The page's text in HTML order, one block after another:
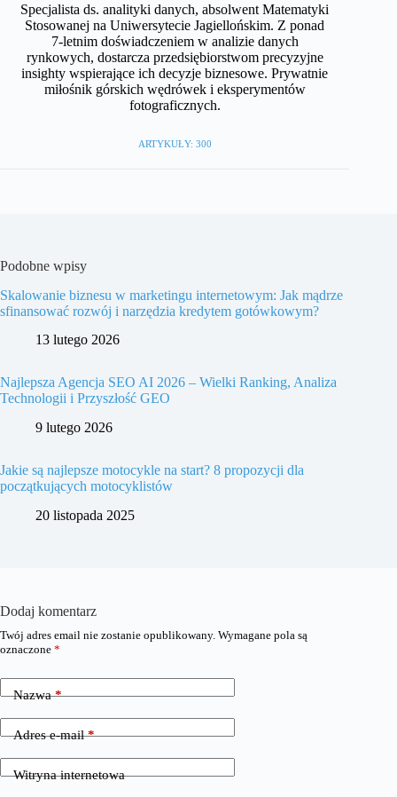
Specjalista ds. analityki danych, absolwent Matematyki
Stosowanej na Uniwersytecie Jagiellońskim. Z ponad
7-letnim doświadczeniem w analizie danych
rynkowych, dostarcza przedsiębiorstwom precyzyjne
insighty wspierające ich decyzje biznesowe. Prywatnie
miłośnik górskich wędrówek i eksperymentów
fotograficznych.
ARTYKUŁY: 300
Podobne wpisy
Skalowanie biznesu w marketingu internetowym: Jak mądrze
sfinansować rozwój i narzędzia kredytem gotówkowym?
13 lutego 2026
Najlepsza Agencja SEO AI 2026 – Wielki Ranking, Analiza
Technologii i Przyszłość GEO
9 lutego 2026
Jakie są najlepsze motocykle na start? 8 propozycji dla
początkujących motocyklistów
20 listopada 2025
Dodaj komentarz
Twój adres email nie zostanie opublikowany. Wymagane pola są
oznaczone *
Nazwa*
Adres e-mail*
Witryna internetowa